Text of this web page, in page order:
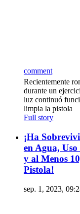
comment
Recientemente
durante un
luz continuó
limpia la pistola
Full story
¡Ha
en Agua,
y al Menos
Pistola!
sep. 1, 2023,